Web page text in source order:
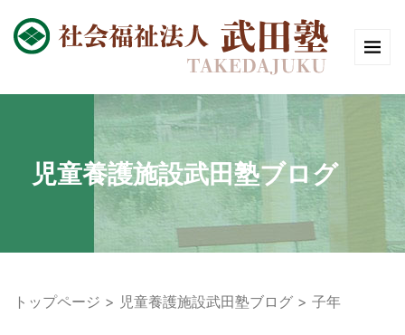
児童養護施設武田塾ブログ
トップページ 児童養護施設武田塾ブログ 子年